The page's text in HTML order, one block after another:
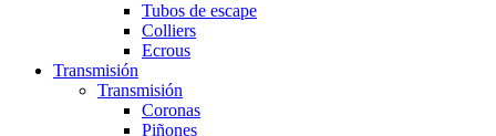
Tubos de escape
Colliers
Ecrous
Transmisión
Transmisión
Coronas
Piñones